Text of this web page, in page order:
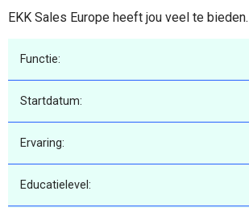
EKK Sales Europe heeft jou veel te
Functie:
Startdatum:
Ervaring:
Educatielevel: